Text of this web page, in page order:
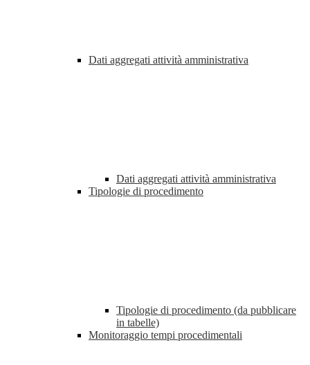
Dati aggregati attività amministrativa
Dati aggregati attività amministrativa
Tipologie di procedimento
Tipologie di procedimento (da pubblicare
in tabelle)
Monitoraggio tempi procedimentali